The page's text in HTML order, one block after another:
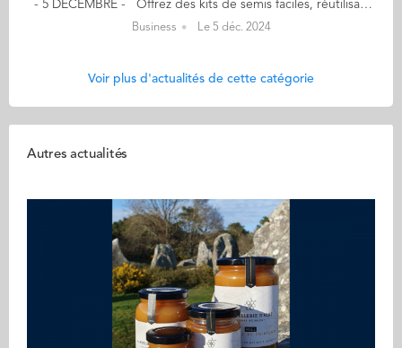
- 5 DECEMBRE - Offrez des kits de semis faciles, réutilisables, rapides - Fleurs, légumes, aromates, fruits ou arbres - 20% de remise avec le code : audencia20 ​ 41 graines = 41 plantes sur 12x16cm à chaque fois grace à nos kits Germie propose une gamme de 3 kits de germination permettant de faire pousser 13, 25 ou 41 plants sur un petit plateau que l'on place à l’intérieur d'un appartement ou d’une maison située en ville comme à la campagne. Nos kits réutilisables fonctionnent avec tous types de graines de fleurs, légumes, fruitiers ou arbres et ne nécessitent pas de connaissances en jardinage. D’une durée de vie supérieure à 40 ans, nous avons 97 % de clients satisfaits âgés de 5 ans à 90 ans. "Germie, c’est 300 points de ventes dans 5 pays en 16 mois grâce à ses kits de semis brevetés ultra-compacts, réutilisables et permettant une extraction facile des plants. Germie est fabriqué en Bretagne et permet un jardinage accessible à tous." Mon aventure a débuté… en 2016, sans connaissance en jardinage et intéressé par les graines reproductibles. Après avoir perdu 50% de mes plants à cause des solutions en vente depuis des dizaines d’années, j'ai créé Germie, un kit de germination révolutionnaire. Les réseaux m’ont permis de remporter beaucoup de concours, ce qui m'a permis d'être dans toute la presse spécialisée en France et à l’étranger. En savoir plus : germiegraines.com Contact : e.baudouin@germie.eu (Re)Découvrez votre CALENDRIER DE L'AVENT ici
Business Le 5 déc. 2024
Voir plus d'actualités de cette catégorie
Autres actualités